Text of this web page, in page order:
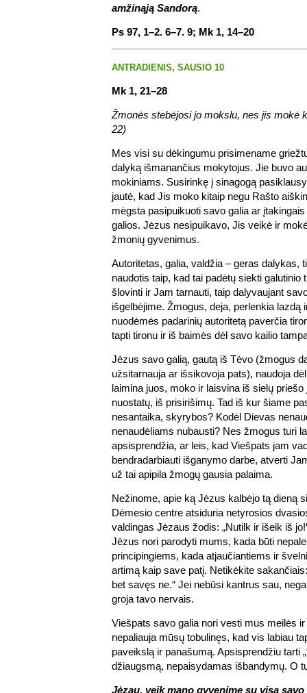
amžinąją Sandorą.
Ps 97, 1–2. 6–7. 9; Mk 1, 14–20
ANTRADIENIS, SAUSIO 10
Mk 1, 21–28
Žmonės stebėjosi jo mokslu, nes jis mokė
22)
Mes visi su dėkingumu prisimename
dalyką išmanančius mokytojus. Jie buvo
mokiniams. Susirinkę į sinagogą
jautė, kad Jis moko kitaip negu Rašto
mėgsta pasipuikuoti savo galia ar
galios. Jėzus nesipuikavo, Jis veikė ir
žmonių gyvenimus.
Autoritetas, galia, valdžia – geras dalykas,
naudotis taip, kad tai padėtų siekti galutinio
šlovinti ir Jam tarnauti, taip dalyvaujant
išgelbėjime. Žmogus, deja, perlenkia lazdą
nuodėmės padarinių autoritetą paverčia
tapti tironu ir iš baimės dėl savo kailio
Jėzus savo galią, gautą iš Tėvo (žmogus
užsitarnauja ar išsikovoja pats), naudoja
laimina juos, moko ir laisvina iš sielų
nuostatų, iš prisirišimų. Tad iš kur šiame
nesantaika, skyrybos? Kodėl Dievas
nenaudėliams nubausti? Nes žmogus turi
apsisprendžia, ar leis, kad Viešpats jam
bendradarbiauti išganymo darbe, atverti
už tai apipila žmogų gausia palaima.
Nežinome, apie ką Jėzus kalbėjo tą dieną
Dėmesio centre atsiduria netyrosios
valdingas Jėzaus žodis: „Nutilk ir išeik iš
Jėzus nori parodyti mums, kada būti
principingiems, kada atjaučiantiems ir
artimą kaip save patį. Netikėkite
bet savęs ne.“ Jei nebūsi kantrus sau,
groja tavo nervais.
Viešpats savo galia nori vesti mus meilės
nepaliauja mūsų tobulinęs, kad vis labiau
paveikslą ir panašumą. Apsisprendžiu tarti
džiaugsmą, nepaisydamas išbandymų. O
Jėzau, veik mano gyvenime su visa